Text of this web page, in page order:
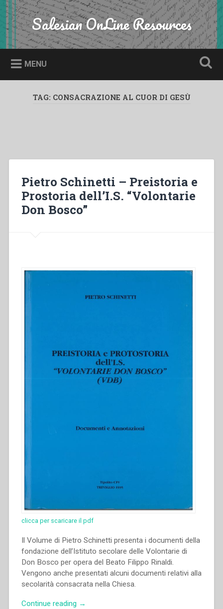
Skip
to
content
Search Salesian OnLine Resources
MENU
TAG: CONSACRAZIONE AL CUOR DI GESÙ
Pietro Schinetti – Preistoria e
Prostoria dell’I.S. “Volontarie
Don Bosco”
clicca per scaricare il pdf
Il Volume di Pietro Schinetti presenta i documenti della
fondazione dell’Istituto secolare delle Volontarie di
Don Bosco per opera del Beato Filippo Rinaldi.
Vengono anche presentati alcuni documenti relativi alla
secolarità consacrata nella Chiesa.
Continue reading “Pietro
→